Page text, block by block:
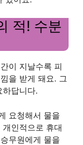
적! 수분
이 지날수록 피
을 받게 돼요. 그
하답니다.
요청해서 물을
인적으로 휴대
무원에게 물을